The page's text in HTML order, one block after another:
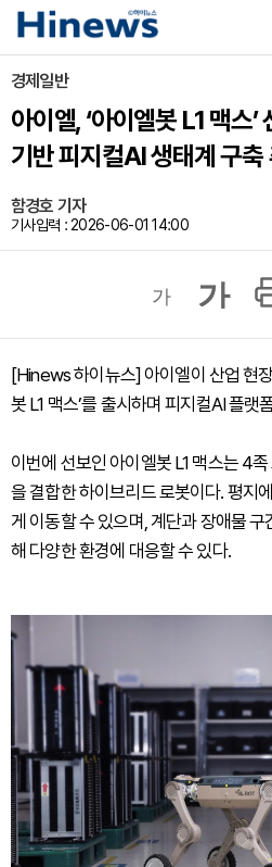
경제일반
아이엘, ‘아이엘봇 L1 맥스’
기반 피지컬AI 생태계 구축
함경호 기자
기사입력 : 2026-06-01 14:00
가 가
[Hinews 하이뉴스] 아이엘이 산업 현
봇 L1 맥스’를 출시하며 피지컬AI 플랫
이번에 선보인 아이엘봇 L1 맥스는 4
을 결합한 하이브리드 로봇이다. 평지
게 이동할 수 있으며, 계단과 장애물
해 다양한 환경에 대응할 수 있다.